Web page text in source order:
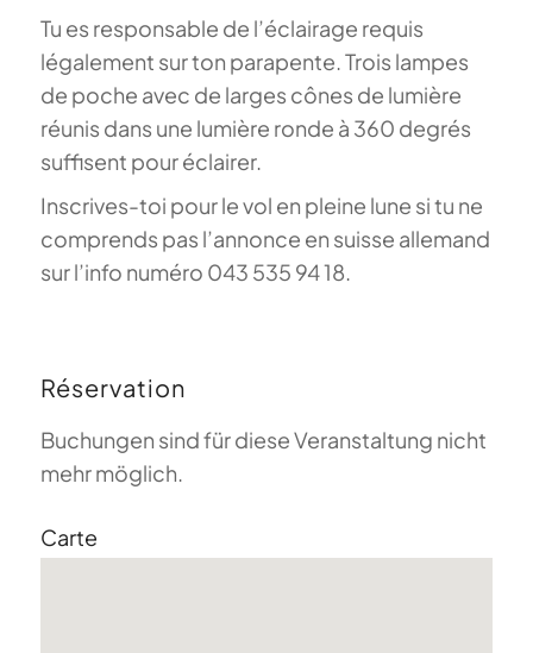
Tu es responsable de l’éclairage requis
légalement sur ton parapente. Trois lampes
de poche avec de larges cônes de lumière
réunis dans une lumière ronde à 360 degrés
suffisent pour éclairer.
Inscrives-toi pour le vol en pleine lune si tu ne
comprends pas l’annonce en suisse allemand
sur l’info numéro 043 535 94 18.
Réservation
Buchungen sind für diese Veranstaltung nicht
mehr möglich.
Carte